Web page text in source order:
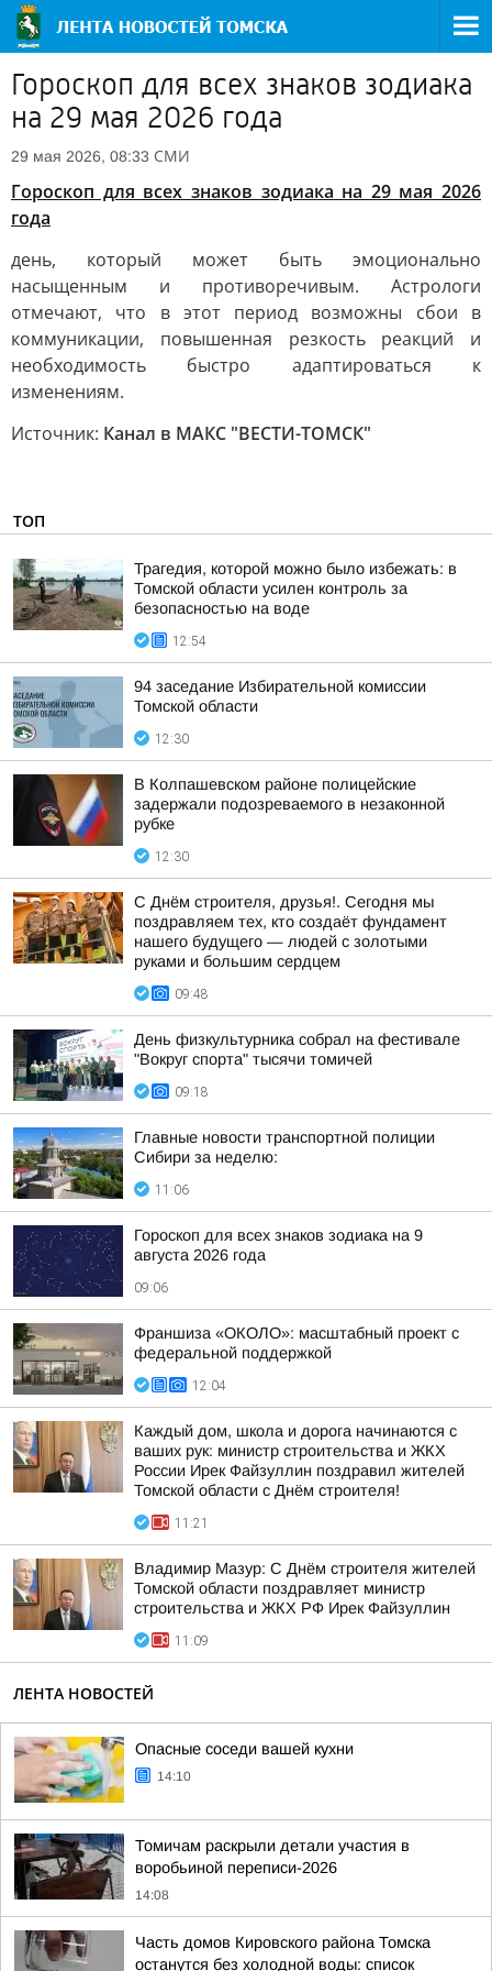
Гороскоп для всех знаков зодиака
на 29 мая 2026 года
29 мая 2026, 08:33 СМИ
Гороскоп для всех знаков зодиака на 29 мая 2026
года
день, который может быть эмоционально
насыщенным и противоречивым. Астрологи
отмечают, что в этот период возможны сбои в
коммуникации, повышенная резкость реакций и
необходимость быстро адаптироваться к
изменениям.
Источник: Канал в МАКС "ВЕСТИ-ТОМСК"
ТОП
Трагедия, которой можно было избежать: в
Томской области усилен контроль за
безопасностью на воде
12:54
94 заседание Избирательной комиссии
Томской области
12:30
В Колпашевском районе полицейские
задержали подозреваемого в незаконной
рубке
12:30
С Днём строителя, друзья!. Сегодня мы
поздравляем тех, кто создаёт фундамент
нашего будущего — людей с золотыми
руками и большим сердцем
09:48
День физкультурника собрал на фестивале
"Вокруг спорта" тысячи томичей
09:18
Главные новости транспортной полиции
Сибири за неделю:
11:06
Гороскоп для всех знаков зодиака на 9
августа 2026 года
09:06
Франшиза «ОКОЛО»: масштабный проект с
федеральной поддержкой
12:04
Каждый дом, школа и дорога начинаются с
ваших рук: министр строительства и ЖКХ
России Ирек Файзуллин поздравил жителей
Томской области с Днём строителя!
11:21
Владимир Мазур: С Днём строителя жителей
Томской области поздравляет министр
строительства и ЖКХ РФ Ирек Файзуллин
11:09
ЛЕНТА НОВОСТЕЙ
Опасные соседи вашей кухни
14:10
Томичам раскрыли детали участия в
воробьиной переписи-2026
14:08
Часть домов Кировского района Томска
останутся без холодной воды: список